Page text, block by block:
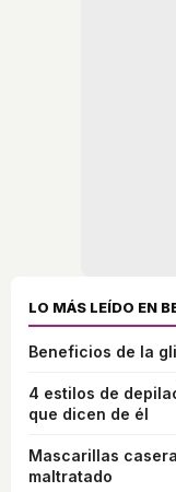
LO MÁS LEÍDO EN
Beneficios de la
4 estilos de
que dicen de él
Mascarillas
maltratado